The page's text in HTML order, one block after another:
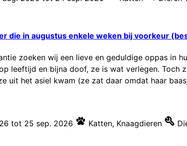
die in augustus enkele weken bij voorkeur
zoeken wij een lieve en geduldige oppas in
leeftijd en bijna doof, ze is wat verlegen.
uit het asiel kwam (ze zat daar omdat haar
tot 25 sep. 2026 Katten, Knaagdieren